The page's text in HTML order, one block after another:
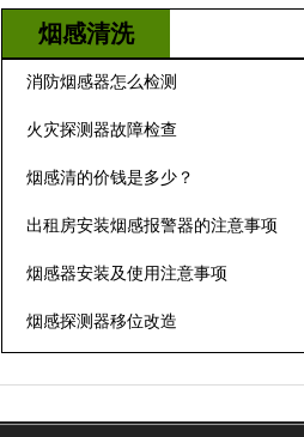
烟感清洗
消防烟感器怎么检测
火灾探测器故障检查
烟感清的价钱是多少？
出租房安装烟感报警器的注意事项
烟感器安装及使用注意事项
烟感探测器移位改造